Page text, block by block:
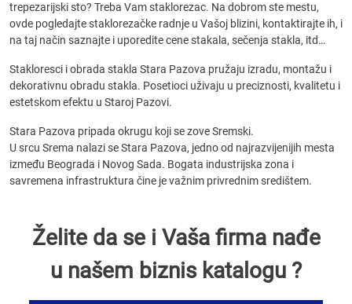
trepezarijski sto? Treba Vam staklorezac. Na dobrom ste mestu,
ovde pogledajte staklorezačke radnje u Vašoj blizini, kontaktirajte ih, i
na taj način saznajte i uporedite cene stakala, sečenja stakla, itd…
Stakloresci i obrada stakla Stara Pazova pružaju izradu, montažu i
dekorativnu obradu stakla. Posetioci uživaju u preciznosti, kvalitetu i
estetskom efektu u Staroj Pazovi.
Stara Pazova pripada okrugu koji se zove Sremski.
U srcu Srema nalazi se Stara Pazova, jedno od najrazvijenijih mesta
između Beograda i Novog Sada. Bogata industrijska zona i
savremena infrastruktura čine je važnim privrednim središtem.
Želite da se i Vaša firma nađe
u našem biznis katalogu ?